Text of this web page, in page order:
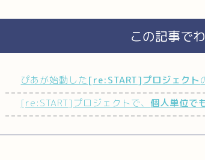
この記事で
ぴあが始動した[re:START]プロジェクト
[re:START]プロジェクトで、 個人単位で